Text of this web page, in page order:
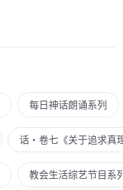
每日神话朗诵系列
话・卷七《关于追求真
教会生活综艺节目系